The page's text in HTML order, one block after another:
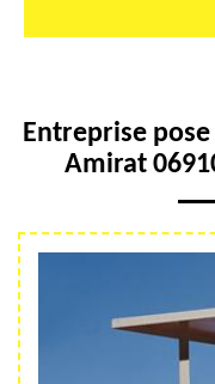
Entreprise
Amirat